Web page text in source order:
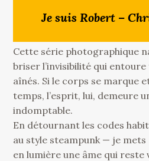
Je suis Robert –
Cette série photographique
briser l’invisibilité qui
aînés. Si le corps se marque
temps, l’esprit, lui, demeure
indomptable.
En détournant les codes
au style steampunk — je mets
en lumière une âme qui reste